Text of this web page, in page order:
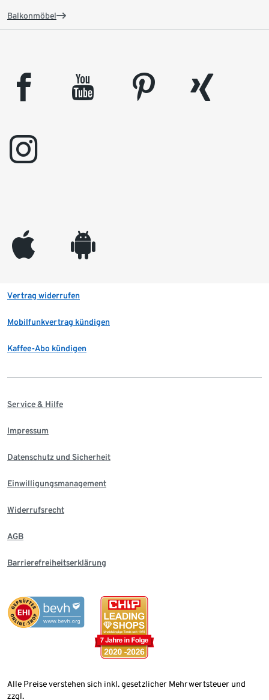
Balkonmöbel
facebook youtube pinterest
xing
instagram
appleinc android
Vertrag widerrufen
Mobilfunkvertrag kündigen
Kaffee-Abo kündigen
Service & Hilfe
Impressum
Datenschutz und Sicherheit
Einwilligungsmanagement
Widerrufsrecht
AGB
Barrierefreiheitserklärung
Alle Preise verstehen sich inkl. gesetzlicher Mehrwertsteuer und
zzgl.